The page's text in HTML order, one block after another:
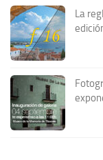
La